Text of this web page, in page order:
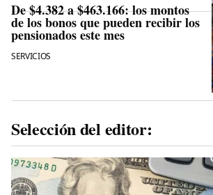
De $4.382 a $463.166: los montos
de los bonos que pueden recibir los
pensionados este mes
SERVICIOS
Selección del editor: